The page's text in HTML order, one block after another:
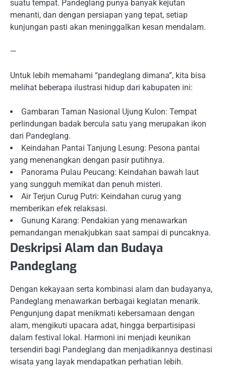
suatu tempat. Pandeglang punya banyak kejutan
menanti, dan dengan persiapan yang tepat, setiap
kunjungan pasti akan meninggalkan kesan mendalam.
—
Untuk lebih memahami “pandeglang dimana”, kita bisa
melihat beberapa ilustrasi hidup dari kabupaten ini:
Gambaran Taman Nasional Ujung Kulon: Tempat
perlindungan badak bercula satu yang merupakan ikon
dari Pandeglang.
Keindahan Pantai Tanjung Lesung: Pesona pantai
yang menenangkan dengan pasir putihnya.
Panorama Pulau Peucang: Keindahan bawah laut
yang sungguh memikat dan penuh misteri.
Air Terjun Curug Putri: Keindahan curug yang
memberikan efek relaksasi.
Gunung Karang: Pendakian yang menawarkan
pemandangan menakjubkan saat sampai di puncaknya.
Deskripsi Alam dan Budaya
Pandeglang
Dengan kekayaan serta kombinasi alam dan budayanya,
Pandeglang menawarkan berbagai kegiatan menarik.
Pengunjung dapat menikmati kebersamaan dengan
alam, mengikuti upacara adat, hingga berpartisipasi
dalam festival lokal. Harmoni ini menjadi keunikan
tersendiri bagi Pandeglang dan menjadikannya destinasi
wisata yang layak mendapatkan perhatian lebih.